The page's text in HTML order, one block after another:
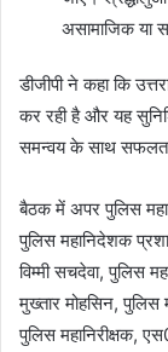
असामाजिक या
डीजीपी ने कहा कि
कर रही है और यह
समन्वय के साथ
बैठक में अपर पुलिस
पुलिस महानिदेशक
विम्मी सचदेवा, पुलिस
मुख्तार मोहसिन, पुलिस
पुलिस महानिरीक्षक,